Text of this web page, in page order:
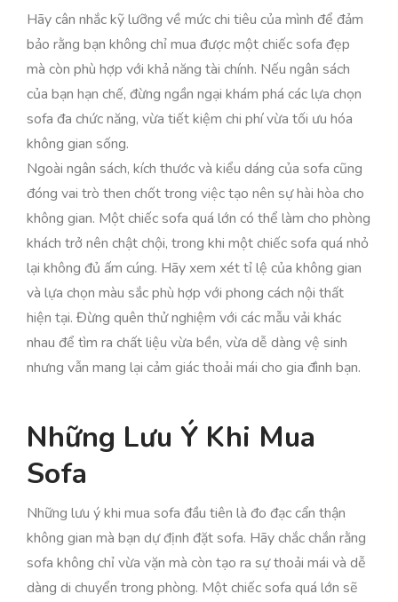
Hãy cân nhắc kỹ lưỡng về mức chi tiêu của mình để đảm
bảo rằng bạn không chỉ mua được một chiếc sofa đẹp
mà còn phù hợp với khả năng tài chính. Nếu ngân sách
của bạn hạn chế, đừng ngần ngại khám phá các lựa chọn
sofa đa chức năng, vừa tiết kiệm chi phí vừa tối ưu hóa
không gian sống.
Ngoài ngân sách, kích thước và kiểu dáng của sofa cũng
đóng vai trò then chốt trong việc tạo nên sự hài hòa cho
không gian. Một chiếc sofa quá lớn có thể làm cho phòng
khách trở nên chật chội, trong khi một chiếc sofa quá nhỏ
lại không đủ ấm cúng. Hãy xem xét tỉ lệ của không gian
và lựa chọn màu sắc phù hợp với phong cách nội thất
hiện tại. Đừng quên thử nghiệm với các mẫu vải khác
nhau để tìm ra chất liệu vừa bền, vừa dễ dàng vệ sinh
nhưng vẫn mang lại cảm giác thoải mái cho gia đình bạn.
Những Lưu Ý Khi Mua
Sofa
Những lưu ý khi mua sofa đầu tiên là đo đạc cẩn thận
không gian mà bạn dự định đặt sofa. Hãy chắc chắn rằng
sofa không chỉ vừa vặn mà còn tạo ra sự thoải mái và dễ
dàng di chuyển trong phòng. Một chiếc sofa quá lớn sẽ